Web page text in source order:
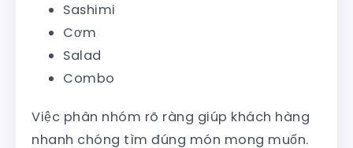
Sashimi
Cơm
Salad
Combo
Việc phân nhóm rõ ràng giúp khách hàng
nhanh chóng tìm đúng món mong muốn.